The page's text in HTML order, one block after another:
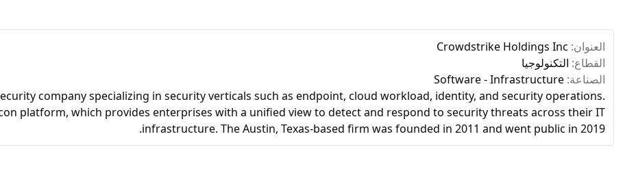
العنوان: Crowdstrike Holdings Inc
القطاع: التكنولوجيا
الصناعة: Software - Infrastructure
company specializing in security verticals such as endpoint, cloud workload, identity, and security operations.
platform, which provides enterprises with a unified view to detect and respond to security threats across their IT
infrastructure. The Austin, Texas-based firm was founded in 2011 and went public in 2019.